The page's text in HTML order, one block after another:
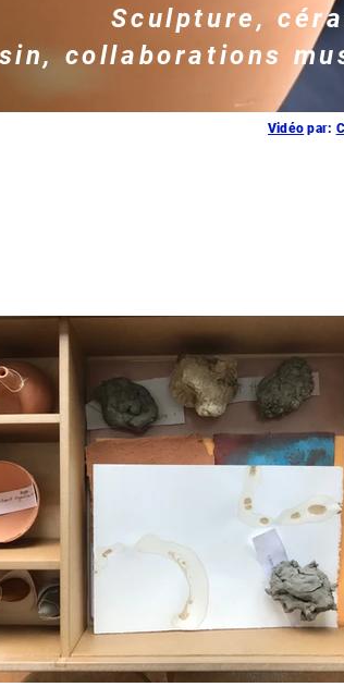
Sculpture,
collaborations
Vidéo par: